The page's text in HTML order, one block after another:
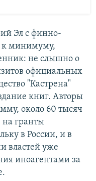
Эл с финно-
к минимуму,
не слышно о
официальных
"Кастрена"
книг. Авторы
около 60 тысяч
на гранты
в России, и в
властей уже
иноагентами за